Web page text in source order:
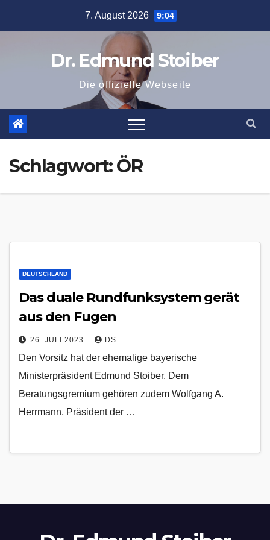
7. August 2026 9:04
Dr. Edmund Stoiber
Die offizielle Webseite
Schlagwort:ÖR
DEUTSCHLAND
Das duale Rundfunksystem gerät
aus den Fugen
26. JULI 2023 DS
Den Vorsitz hat der ehemalige bayerische
Ministerpräsident Edmund Stoiber. Dem
Beratungsgremium gehören zudem Wolfgang A.
Herrmann, Präsident der …